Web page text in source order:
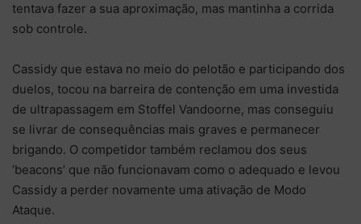
tentava fazer a sua aproximação, mas mantinha a corrida
sob controle.
Cassidy que estava no meio do pelotão e participando dos
duelos, tocou na barreira de contenção em uma investida
de ultrapassagem em Stoffel Vandoorne, mas conseguiu
se livrar de consequências mais graves e permanecer
brigando. O competidor também reclamou dos seus
‘beacons’ que não funcionavam como o adequado e levou
Cassidy a perder novamente uma ativação de Modo
Ataque.